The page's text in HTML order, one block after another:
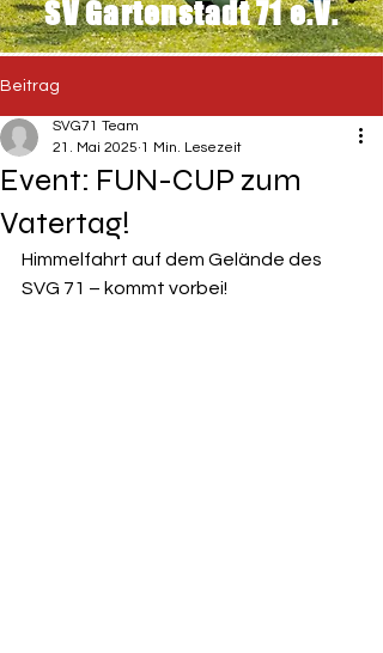
SV Gartenstadt 71 e.V.
Beitrag
Event: FUN-CUP zum
Vatertag!
SVG71 Team
21. Mai 2025 1 Min. Lesezeit
Himmelfahrt auf dem Gelände des
SVG 71 – kommt vorbei!